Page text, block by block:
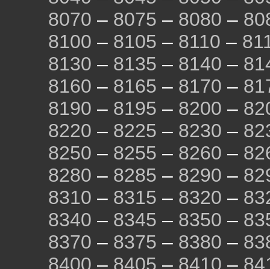
8070 – 8075 – 8080 –
8100 – 8105 – 8110 –
8130 – 8135 – 8140 –
8160 – 8165 – 8170 –
8190 – 8195 – 8200 –
8220 – 8225 – 8230 –
8250 – 8255 – 8260 –
8280 – 8285 – 8290 –
8310 – 8315 – 8320 –
8340 – 8345 – 8350 –
8370 – 8375 – 8380 –
8400 – 8405 – 8410 –